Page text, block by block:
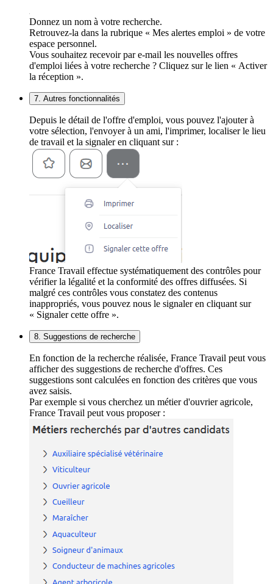
Donnez un nom à votre recherche.
Retrouvez-la dans la rubrique « Mes alertes emploi » de votre
espace personnel.
Vous souhaitez recevoir par e-mail les nouvelles offres
d'emploi liées à votre recherche ? Cliquez sur le lien « Activer
la réception ».
7. Autres fonctionnalités
Depuis le détail de l'offre d'emploi, vous pouvez l'ajouter à
votre sélection, l'envoyer à un ami, l'imprimer, localiser le lieu
de travail et la signaler en cliquant sur :
France Travail effectue systématiquement des contrôles pour
vérifier la légalité et la conformité des offres diffusées. Si
malgré ces contrôles vous constatez des contenus
inappropriés, vous pouvez nous le signaler en cliquant sur
« Signaler cette offre ».
8. Suggestions de recherche
En fonction de la recherche réalisée, France Travail peut vous
afficher des suggestions de recherche d'offres. Ces
suggestions sont calculées en fonction des critères que vous
avez saisis.
Par exemple si vous cherchez un métier d'ouvrier agricole,
France Travail peut vous proposer :